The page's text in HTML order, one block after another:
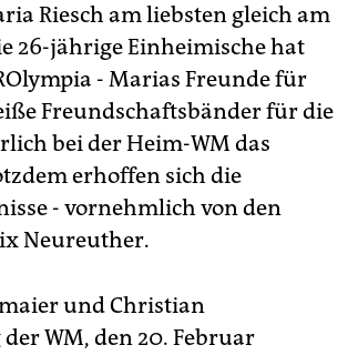
Riesch am liebsten gleich am
26-jährige Einheimische hat
- Marias Freunde für
Freundschaftsbänder für die
bei der Heim-WM das
erhoffen sich die
- vornehmlich von den
Neureuther.
und Christian
WM, den 20. Februar